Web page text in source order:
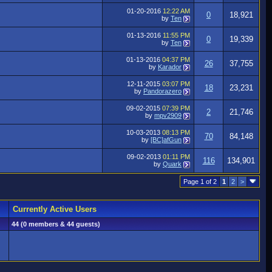
01-20-2016 12:22 AM
by Ten 0 18,921
01-13-2016 11:55 PM
by Ten 0 19,339
01-13-2016 04:37 PM
by Karador 26 37,755
12-11-2015 03:07 PM
by Pandorazero 18 23,231
09-02-2015 07:39 PM
by mpv2909 2 21,746
10-03-2013 08:13 PM
by [BC]afGun 70 84,148
09-02-2013 01:11 PM
by Quark 116 134,901
Page 1 of 2 1 2 >
Currently Active Users
44 (0 members & 44 guests)